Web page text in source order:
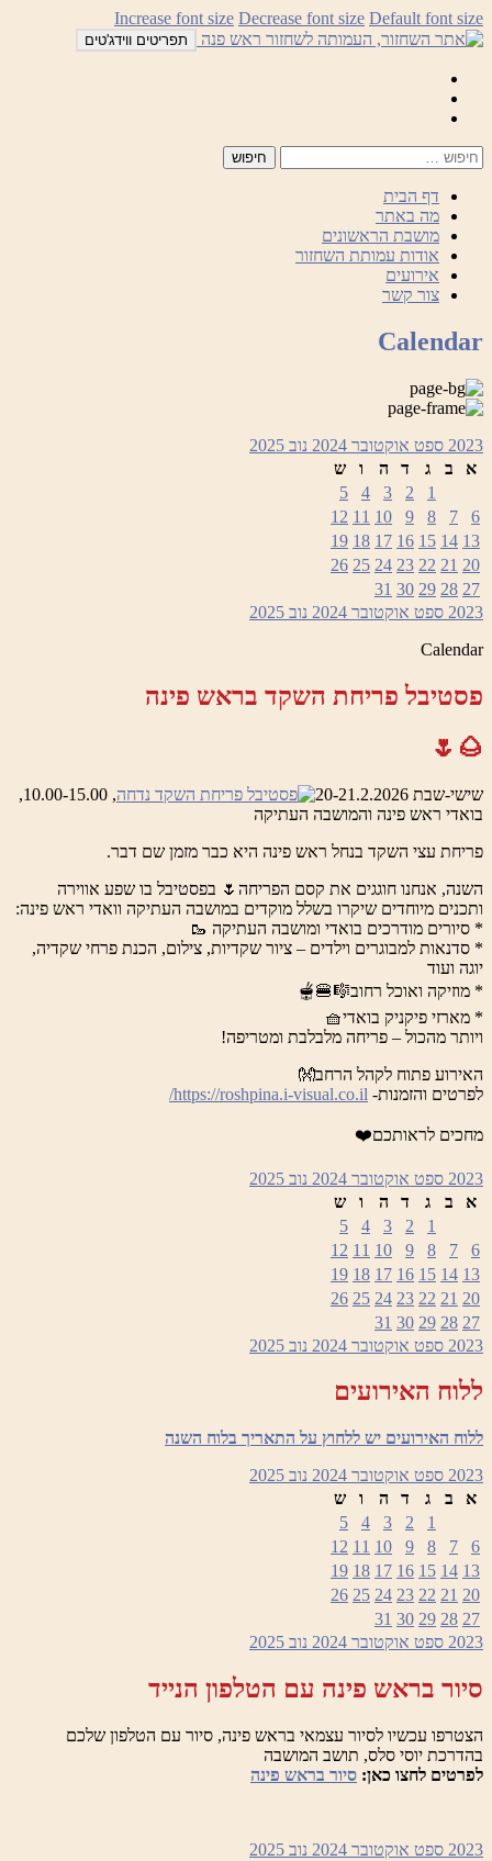
לדלג
לתוכן
Increase font size Decrease font size Default font size
תפריטים ווידג'טים
דף הבית
מה באתר
מושבת הראשונים
אודות עמותת השחזור
אירועים
צור קשר
Calendar
2023 ספט אוקטובר 2024 נוב 2025
א
ב ג ד ה ו
ש
1
2
3
4
5
6
7
8
9
10
11
12
13
14
15
16
17
18
19
20
21
22
23
24
25
26
27
28
29
30
31
2023 ספט אוקטובר 2024 נוב 2025
Calendar
פסטיבל פריחת השקד בראש פינה
🌰🌷
שישי-שבת 20-21.2.2026
, 10.00-15.00,
בואדי ראש פינה והמושבה העתיקה
פריחת עצי השקד בנחל ראש פינה היא כבר מזמן שם דבר.
השנה, אנחנו חוגגים את קסם הפריחה🌷 בפסטיבל בו שפע אווירה
ותכנים מיוחדים שיקרו בשלל מוקדים במושבה העתיקה וואדי ראש פינה:
* סיורים מודרכים בואדי ומושבה העתיקה 🥾
* סדנאות למבוגרים וילדים – ציור שקדיות, צילום, הכנת פרחי שקדיה,
יוגה ועוד
* מוזיקה ואוכל רחוב🎼🍔🫕
* מארזי פיקניק בואדי🧺
ויותר מהכול – פריחה מלבלבת ומטריפה!
האירוע פתוח לקהל הרחב👐
לפרטים והזמנות- https://roshpina.i-visual.co.il/
מחכים לראותכם❤️
2023 ספט אוקטובר 2024 נוב 2025
א
ב ג ד ה ו
ש
1
2
3
4
5
6
7
8
9
10
11
12
13
14
15
16
17
18
19
20
21
22
23
24
25
26
27
28
29
30
31
2023 ספט אוקטובר 2024 נוב 2025
ללוח האירועים
ללוח האירועים יש ללחוץ על התאריך בלוח השנה
2023 ספט אוקטובר 2024 נוב 2025
א
ב ג ד ה ו
ש
1
2
3
4
5
6
7
8
9
10
11
12
13
14
15
16
17
18
19
20
21
22
23
24
25
26
27
28
29
30
31
2023 ספט אוקטובר 2024 נוב 2025
סיור בראש פינה עם הטלפון הנייד
הצטרפו עכשיו לסיור עצמאי בראש פינה, סיור עם הטלפון שלכם
בהדרכת יוסי סלס, תושב המושבה
לפרטים לחצו כאן: סיור בראש פינה
2023 ספט אוקטובר 2024 נוב 2025